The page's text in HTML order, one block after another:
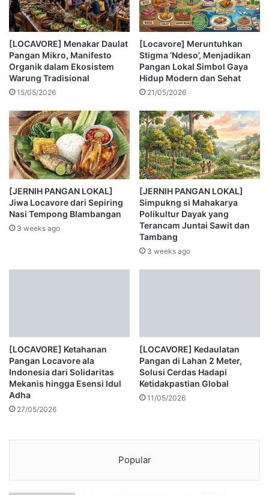
[LOCAVORE] Menakar Daulat
Pangan Mikro, Manifesto
Organik dalam Ekosistem
Warung Tradisional
15/05/2026
[Locavore] Meruntuhkan
Stigma ‘Ndeso’, Menjadikan
Pangan Lokal Simbol Gaya
Hidup Modern dan Sehat
21/05/2026
[JERNIH PANGAN LOKAL]
Jiwa Locavore dari Sepiring
Nasi Tempong Blambangan
3 weeks ago
[JERNIH PANGAN LOKAL]
Simpukng si Mahakarya
Polikultur Dayak yang
Terancam Juntai Sawit dan
Tambang
3 weeks ago
[LOCAVORE] Ketahanan
Pangan Locavore ala
Indonesia dari Solidaritas
Mekanis hingga Esensi Idul
Adha
27/05/2026
[LOCAVORE] Kedaulatan
Pangan di Lahan 2 Meter,
Solusi Cerdas Hadapi
Ketidakpastian Global
11/05/2026
Popular